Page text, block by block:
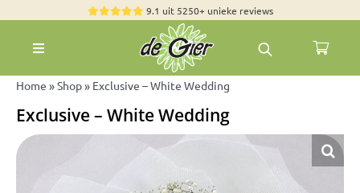
9.1 uit 5250+ unieke reviews
Toggle
Rozen
Zomerbloemen
Exclusieve boeketten
Boeketten
Home »Shop» Exclusive – White Wedding
Exclusive – White Wedding